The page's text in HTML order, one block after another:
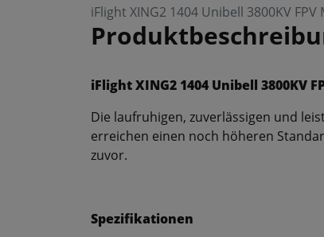
iFlight XING2 1404 Unibell 3800KV FPV
iFlight XING2 1404 Unibell 3800KV
Die laufruhigen, zuverlässigen und
erreichen einen noch höheren
zuvor.
Spezifikationen